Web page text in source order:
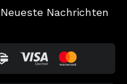
Neueste Nachrichten